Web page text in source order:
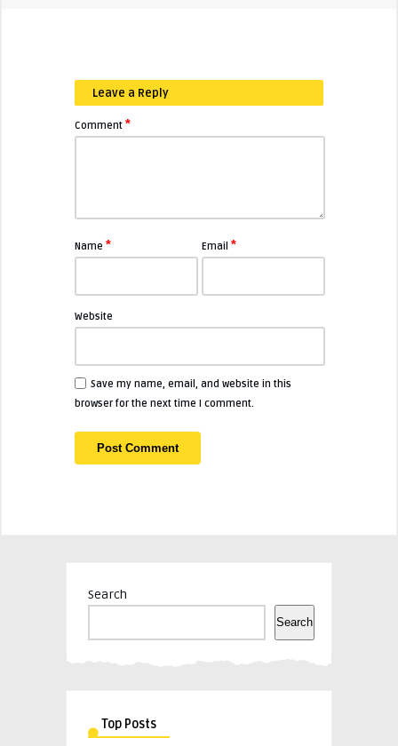
Leave a Reply
Comment *
Name * Email*
Website
Save my name, email, and website in this
browser for the next time I comment.
Search
Search
Top Posts